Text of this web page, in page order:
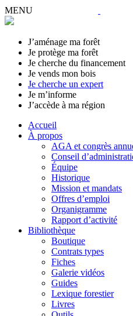
MENU
J’aménage ma forêt
Je protège ma forêt
Je cherche du financement
Je vends mon bois
Je cherche un expert
Je m’informe
J’accède à ma région
Accueil
À propos
AGA et congrès
Conseil
Équipe
Historique
Mission et mandats
Offres d’emploi
Organigramme
Rapport d’activité
Bibliothèque
Boutique
Contrats types
Fiches
Galerie vidéos
Guides
Lexique forestier
Livres